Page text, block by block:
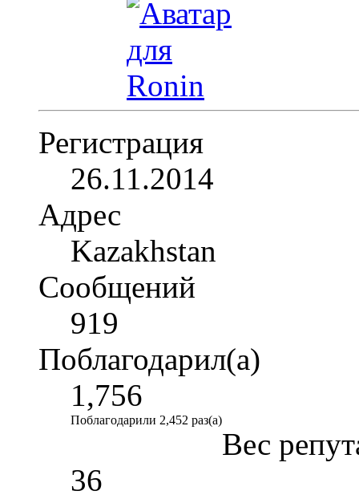
Регистрация
26.11.2014
Адрес
Kazakhstan
Сообщений
919
Поблагодарил(а)
1,756
Поблагодарили 2,452 раз(а)
Вес
36